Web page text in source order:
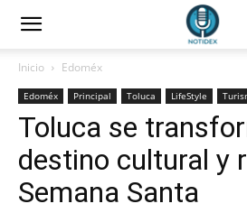
Inicio Edoméx
Edoméx Principal Toluca LifeStyle
Toluca se
destino cultural y
Semana Santa